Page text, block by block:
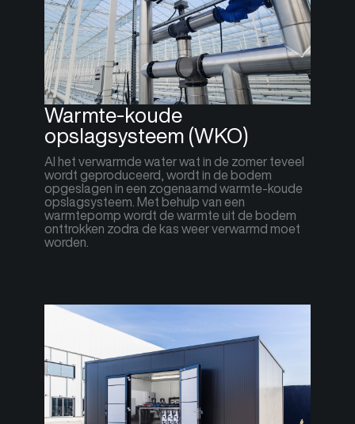
Warmte-koude
opslagsysteem (WKO)
Al het verwarmde water wat in de zomer teveel
wordt geproduceerd, wordt in de bodem
opgeslagen in een zogenaamd warmte-koude
opslagsysteem. Met behulp van een
warmtepomp wordt de warmte uit de bodem
onttrokken zodra de kas weer verwarmd moet
worden.